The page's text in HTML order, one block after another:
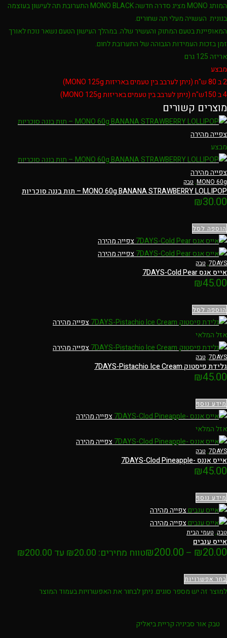
המותג MONO מציג סדרה חדשה MONO BLACK התערובת תה לעישון בעוצמה
בנונית העשויה מעלי תה שחורים.
המאופיינת בטעם המתוק והעשיר שלה. במהלך העישון הטעם נשאר נוכח לאורך
זמן בזכות העמידות הגבוהה של התערובת לחום.
אריזה 125 גרם
מבצע
2 ב 80 ש"ח (ניתן לערבב בין טעמים באריזות MONO 125g)
4 ב 150ש"ח (ניתן לערבב בין טעמים באריזות MONO 125g)
מוצרים קשורים
צפייה מהירה
מבצע
צפייה מהירה
MONO 60g
, טבק
MONO 60g BANANA STRAWBERRY LOLLIPOP – תות בננה סוכריות
₪30.00
הוספה לסל
צפייה מהירה
צפייה מהירה
7DAYS
, טבק
אייס אגס 7DAYS-Cold Pear
₪45.00
הוספה לסל
צפייה מהירה
אזל המלאי
צפייה מהירה
7DAYS
, טבק
גלידת פיסטוק 7DAYS-Pistachio Ice Cream
₪45.00
מידע נוסף
צפייה מהירה
אזל המלאי
צפייה מהירה
7DAYS
, טבק
אייס אננס -7DAYS-Clod Pineapple
₪45.00
מידע נוסף
צפייה מהירה
צפייה מהירה
טבק, טעמי הבית
אייס ענבים
₪20.00
–
₪200.00 טווח מחירים: ⁦₪20.00⁩ עד ⁦₪200.00⁩
בחר אפשרויות
למוצר זה יש מספר סוגים. ניתן לבחור את האפשרויות בעמוד המוצר
טבק אור סביניה קריית ביאליק